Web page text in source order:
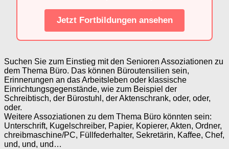
Jetzt Fortbildungen ansehen
Suchen Sie zum Einstieg mit den Senioren Assoziationen zu
dem Thema Büro. Das können Büroutensilien sein,
Erinnerungen an das Arbeitsleben oder klassische
Einrichtungsgegenstände, wie zum Beispiel der
Schreibtisch, der Bürostuhl, der Aktenschrank, oder, oder,
oder.
Weitere Assoziationen zu dem Thema Büro könnten sein:
Unterschrift, Kugelschreiber, Papier, Kopierer, Akten, Ordner,
chreibmaschine/PC, Füllfederhalter, Sekretärin, Kaffee, Chef,
und, und, und…